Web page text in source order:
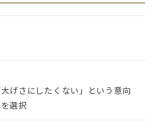
げさにしたくない」という意向
選択